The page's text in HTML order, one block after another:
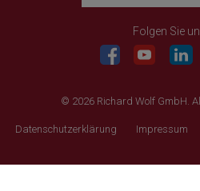
Folgen Sie
© 2026 Richard Wolf GmbH.
Datenschutzerklärung Impressum